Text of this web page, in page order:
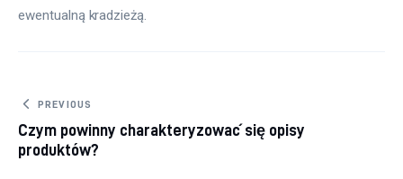
ewentualną kradzieżą.
Nawigacja wpisu
PREVIOUS
Czym powinny charakteryzować się opisy
produktów?